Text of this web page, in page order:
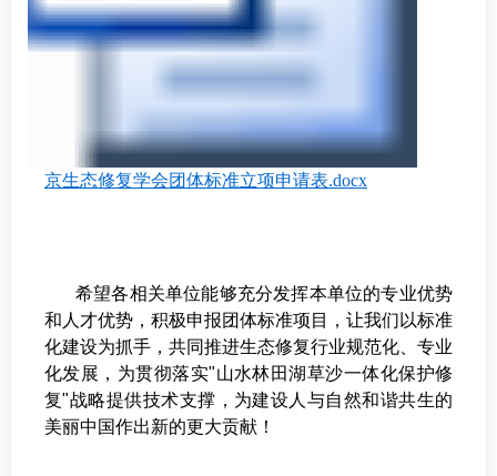
京生态修复学会团体标准立项申请表.docx
希望各相关单位能够充分发挥本单位的专业优势
和人才优势，积极申报团体标准项目，让我们以标准
化建设为抓手，共同推进生态修复行业规范化、专业
化发展，为贯彻落实"山水林田湖草沙一体化保护修
复"战略提供技术支撑，为建设人与自然和谐共生的
美丽中国作出新的更大贡献！